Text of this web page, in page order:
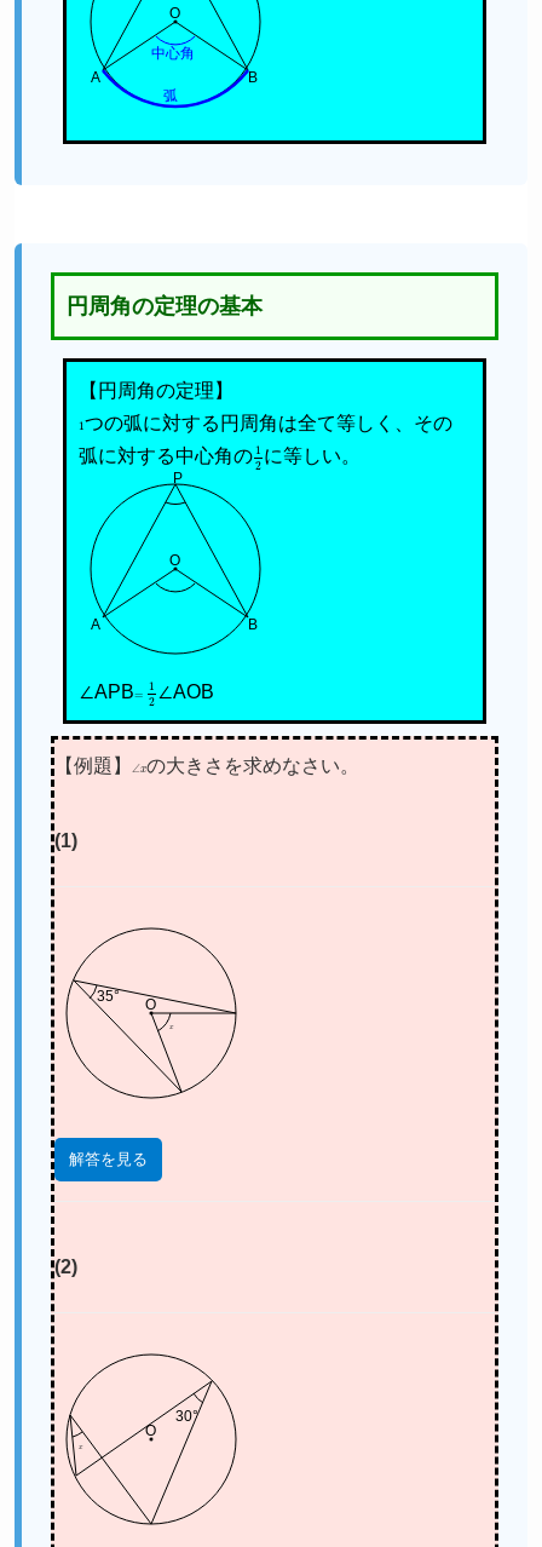
A B
O
中心角
弧
円周角の定理の基本
【円周角の定理】
1つの弧に対する円周角は全て等しく、その
弧に対する中心角の1 2に等しい。
A B
O
P
∠APB 2 ∠AOB
【例題】 ∠ の大きさを求めなさい。
(1)
O
35°
x
解答を見る
(2)
O
30°